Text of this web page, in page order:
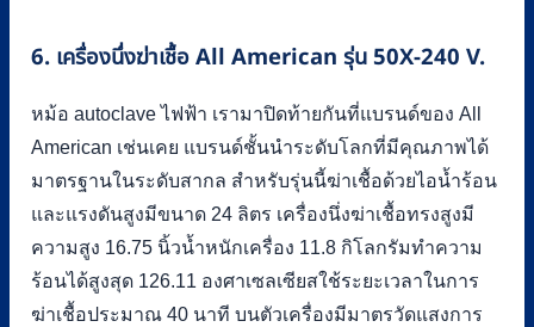
6. เครื่องนึ่งฆ่าเชื้อ All American รุ่น 50X-240 V.
หม้อ autoclave ไฟฟ้า เรามาปิดท้ายกันที่แบรนด์ของ All
American เช่นเคย แบรนด์ชั้นนำระดับโลกที่มีคุณภาพได้
มาตรฐานในระดับสากล สำหรับรุ่นนี้ฆ่าเชื้อด้วยไอน้ำร้อน
และแรงดันสูงมีขนาด 24 ลิตร เครื่องนึ่งฆ่าเชื้อทรงสูงมี
ความสูง 16.75 นิ้วน้ำหนักเครื่อง 11.8 กิโลกรัมทำความ
ร้อนได้สูงสุด 126.11 องศาเซลเซียสใช้ระยะเวลาในการ
ฆ่าเชื้อประมาณ 40 นาที บนตัวเครื่องมีมาตรวัดแสงการ